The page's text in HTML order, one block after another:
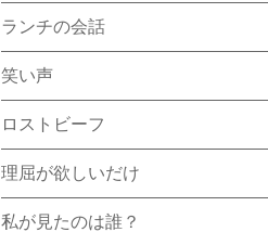
ランチの会話
笑い声
ロストビーフ
理屈が欲しいだけ
私が見たのは誰？